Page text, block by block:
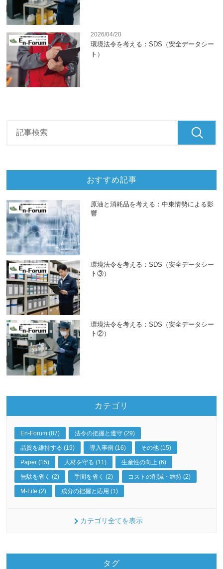
2026/04/20
環境法令を考える：SDS（安全データシー
ト）
おすすめ記事
原油と消耗品を考える：中東情勢による影
響
環境法令を考える：SDS（安全データシー
ト③）
環境法令を考える：SDS（安全データシー
ト②）
カテゴリ
En-Forum (87) 法令の把握と遵守 (29)
品質を維持する (19) 導入事例 (16) その他 (15)
Paper (15) 人材を守る (11) 生産性の向上 (6)
無駄を省く (2) 手間を省く (2) コストの削減・維持 (2)
M-Life (2) 成分の把握と応用 (1)
カテゴリ全てを表示
タグ